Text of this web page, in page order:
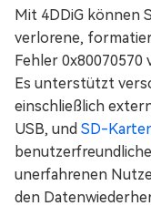
Mit 4DDiG können
verlorene,
Fehler
Es unterstützt
einschließlich
USB, und SD-
unerfahrenen
den